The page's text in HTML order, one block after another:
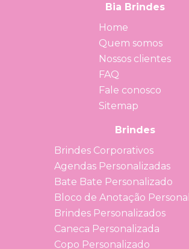
Bia Brindes
Home
Quem somos
Nossos clientes
FAQ
Fale conosco
Sitemap
Brindes
Brindes Corporativos
Agendas Personalizadas
Bate Bate Personalizado
Bloco de Anotação
Brindes Personalizados
Caneca Personalizada
Copo Personalizado